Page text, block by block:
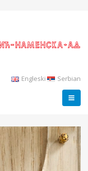
Engleski Serbian